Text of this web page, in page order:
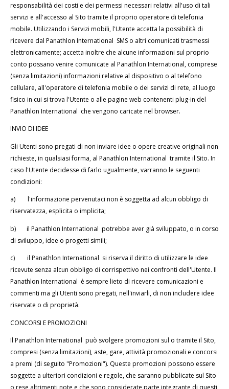
responsabilità dei costi e dei permessi necessari relativi all'uso di tali
servizi e all'accesso al Sito tramite il proprio operatore di telefonia
mobile. Utilizzando i Servizi mobili, l'Utente accetta la possibilità di
ricevere dal Panathlon International SMS o altri comunicati trasmessi
elettronicamente; accetta inoltre che alcune informazioni sul proprio
conto possano venire comunicate al Panathlon International, comprese
(senza limitazioni) informazioni relative al dispositivo o al telefono
cellulare, all'operatore di telefonia mobile o dei servizi di rete, al luogo
fisico in cui si trova l'Utente o alle pagine web contenenti plug-in del
Panathlon International che vengono caricate nel browser.
INVIO DI IDEE
Gli Utenti sono pregati di non inviare idee o opere creative originali non
richieste, in qualsiasi forma, al Panathlon International tramite il Sito. In
caso l'Utente decidesse di farlo ugualmente, varranno le seguenti
condizioni:
a) l'informazione pervenutaci non è soggetta ad alcun obbligo di
riservatezza, esplicita o implicita;
b) il Panathlon International potrebbe aver già sviluppato, o in corso
di sviluppo, idee o progetti simili;
c) il Panathlon International si riserva il diritto di utilizzare le idee
ricevute senza alcun obbligo di corrispettivo nei confronti dell'Utente. Il
Panathlon International è sempre lieto di ricevere comunicazioni e
commenti ma gli Utenti sono pregati, nell'inviarli, di non includere idee
riservate o di proprietà.
CONCORSI E PROMOZIONI
Il Panathlon International può svolgere promozioni sul o tramite il Sito,
compresi (senza limitazioni), aste, gare, attività promozionali e concorsi
a premi (di seguito "Promozioni"). Queste promozioni possono essere
soggette a ulteriori condizioni e regole, che saranno pubblicate sul Sito
o rese altrimenti note e che sono considerate parte integrante di questi